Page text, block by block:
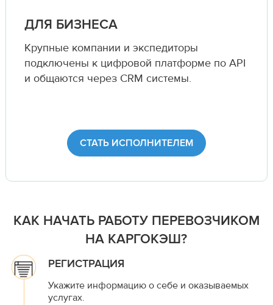
ДЛЯ БИЗНЕСА
Крупные компании и экспедиторы
подключены к цифровой платформе по API
и общаются через CRM системы.
СТАТЬ ИСПОЛНИТЕЛЕМ
КАК НАЧАТЬ РАБОТУ ПЕРЕВОЗЧИКОМ
НА КАРГОКЭШ?
РЕГИСТРАЦИЯ
Укажите информацию о себе и оказываемых
услугах.